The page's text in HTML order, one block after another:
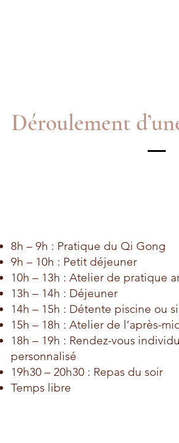
Déroulement
8h – 9h : Pratique du Qi Gong
9h – 10h : Petit déjeuner
10h – 13h : Atelier de pratique
13h – 14h : Déjeuner
14h – 15h : Détente piscine ou
15h – 18h : Atelier de l’après-
18h – 19h : Rendez-vous
personnalisé
19h30 – 20h30 : Repas du soir
Temps libre